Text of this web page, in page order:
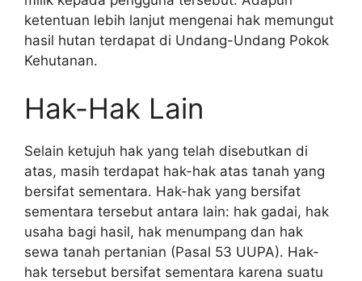
ketentuan lebih lanjut mengenai hak memungut
hasil hutan terdapat di Undang-Undang Pokok
Kehutanan.
Hak-Hak Lain
Selain ketujuh hak yang telah disebutkan di
atas, masih terdapat hak-hak atas tanah yang
bersifat sementara. Hak-hak yang bersifat
sementara tersebut antara lain: hak gadai, hak
usaha bagi hasil, hak menumpang dan hak
sewa tanah pertanian (Pasal 53 UUPA). Hak-
hak tersebut bersifat sementara karena suatu